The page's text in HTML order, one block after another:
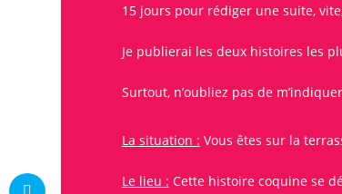
15 jours pour rédiger une suite,
Je publierai les deux histoires les
Surtout, n’oubliez pas de
La situation : Vous êtes sur la
Le lieu : Cette histoire coquine se